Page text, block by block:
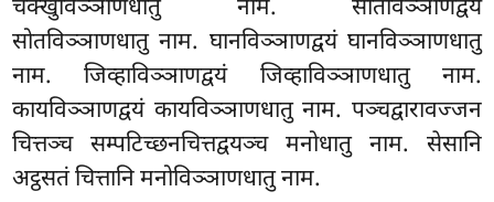
चक्खुविञ्ञाणधातु नाम. सोतविञ्ञाणद्वयं
सोतविञ्ञाणधातु नाम. घानविञ्ञाणद्वयं घानविञ्ञाणधातु
नाम. जिव्हाविञ्ञाणद्वयं जिव्हाविञ्ञाणधातु नाम.
कायविञ्ञाणद्वयं कायविञ्ञाणधातुनाम. पञ्चद्वारावज्जन
चित्तञ्च सम्पटिच्छनचित्तद्वयञ्च मनोधातु नाम. सेसानि
अट्ठसतं चित्तानि मनोविञ्ञाणधातु नाम.